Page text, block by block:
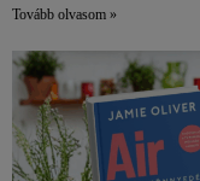
Tovább olvasom »